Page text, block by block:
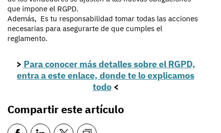
que impone el RGPD.
Además, Es tu responsabilidad tomar todas las acciones
necesarias para asegurarte de que cumples el
reglamento.
> Para conocer más detalles sobre el RGPD,
entra a este enlace, donde te lo explicamos
todo<
Compartir este artículo